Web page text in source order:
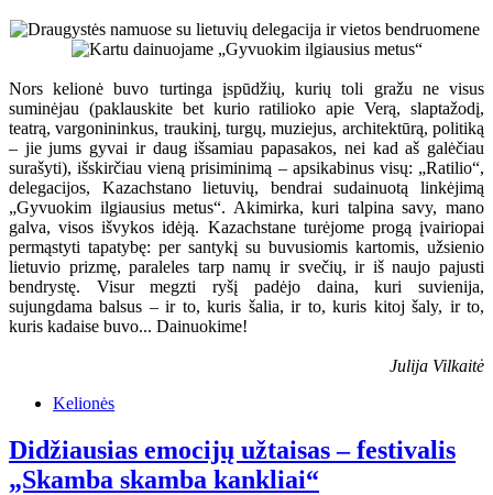
Nors kelionė buvo turtinga įspūdžių, kurių toli gražu ne visus
suminėjau (paklauskite bet kurio ratilioko apie Verą, slaptažodį,
teatrą, vargonininkus, traukinį, turgų, muziejus, architektūrą, politiką
– jie jums gyvai ir daug išsamiau papasakos, nei kad aš galėčiau
surašyti), išskirčiau vieną prisiminimą – apsikabinus visų: „Ratilio“,
delegacijos, Kazachstano lietuvių, bendrai sudainuotą linkėjimą
„Gyvuokim ilgiausius metus“. Akimirka, kuri talpina savy, mano
galva, visos išvykos idėją. Kazachstane turėjome progą įvairiopai
permąstyti tapatybę: per santykį su buvusiomis kartomis, užsienio
lietuvio prizmę, paraleles tarp namų ir svečių, ir iš naujo pajusti
bendrystę. Visur megzti ryšį padėjo daina, kuri suvienija,
sujungdama balsus – ir to, kuris šalia, ir to, kuris kitoj šaly, ir to,
kuris kadaise buvo... Dainuokime!
Julija Vilkaitė
Kelionės
Didžiausias emocijų užtaisas – festivalis
„Skamba skamba kankliai“